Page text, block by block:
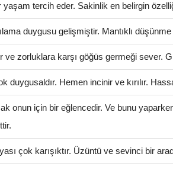
yaşam tercih eder. Sakinlik en belirgin
duygusu gelişmiştir. Mantıklı
ve zorluklara karşı göğüs germeği sever.
duygusaldır. Hemen incinir ve kırılır.
onun için bir eğlencedir. Ve bunu
çok karışıktır. Üzüntü ve sevinci bir